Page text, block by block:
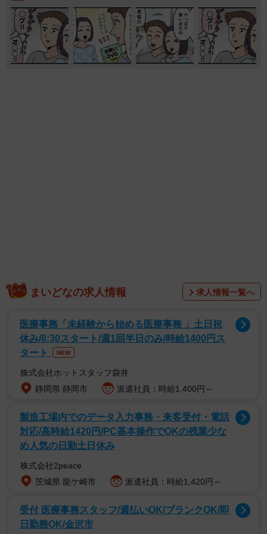
まいどなの求人情報 求人情報一覧へ
医療事務「未経験から始める医療事務 」土日祝
休み/8:30スタート/週1回半日のみ/時給1400円ス
タート
NEW
株式会社ホットスタッフ袋井
静岡県 静岡市
派遣社員：時給1,400円～
製造工場内でのデータ入力事務・来客受付・電話
対応/高時給1420円/PC基本操作でOKの残業少な
め人気の日勤土日休み
株式会社2peace
茨城県 龍ケ崎市
派遣社員：時給1,420円～
受付 医療事務スタッフ/週払いOK/ブランクOK/即
日勤務OK/金沢市